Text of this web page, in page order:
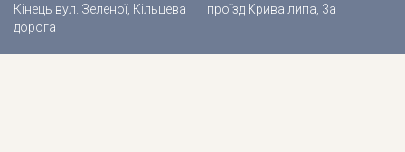
Кінець вул. Зеленої, Кільцева
дорога
проїзд Крива липа, 3а